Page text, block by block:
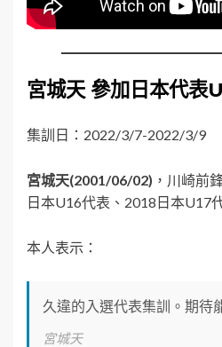
宮城天 參加日本代表
集訓日：2022/3/7-2022/3/9
宮城天(2001/06/02) ，川崎前
日本U16代表、2018日本U17
本人表示：
久違的入選代表集訓。期待
宮城天